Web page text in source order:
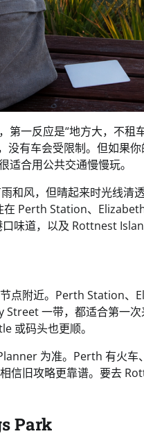
一反应是“地方大，不
有车会受限制。但如果
合用公共交通慢慢玩。
和风，但晴起来时光线清
在 Perth Station、
味道，以及 Rottnest
点附近。Perth Station
一带，都适合第一次
或码头也更顺。
为准。Perth 有火车
信旧攻略更靠谱。要去
Park